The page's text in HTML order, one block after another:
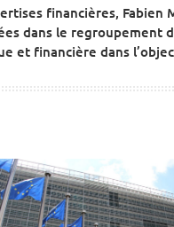
financières, Fabien
dans le regroupement
et financière dans